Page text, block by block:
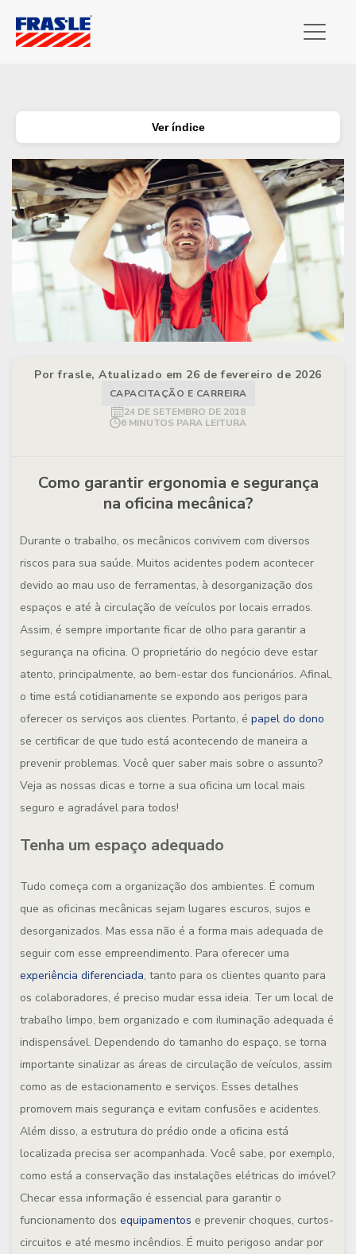
Ver índice
Por frasle, Atualizado em 26 de fevereiro de 2026
CAPACITAÇÃO E CARREIRA
24 DE SETEMBRO DE 2018
6 MINUTOS PARA LEITURA
Como garantir ergonomia e segurança
na oficina mecânica?
Durante o trabalho, os mecânicos convivem com diversos
riscos para sua saúde. Muitos acidentes podem acontecer
devido ao mau uso de ferramentas, à desorganização dos
espaços e até à circulação de veículos por locais errados.
Assim, é sempre importante ficar de olho para garantir a
segurança na oficina. O proprietário do negócio deve estar
atento, principalmente, ao bem-estar dos funcionários. Afinal,
o time está cotidianamente se expondo aos perigos para
oferecer os serviços aos clientes. Portanto, é papel do dono
se certificar de que tudo está acontecendo de maneira a
prevenir problemas. Você quer saber mais sobre o assunto?
Veja as nossas dicas e torne a sua oficina um local mais
seguro e agradável para todos!
Tenha um espaço adequado
Tudo começa com a organização dos ambientes. É comum
que as oficinas mecânicas sejam lugares escuros, sujos e
desorganizados. Mas essa não é a forma mais adequada de
seguir com esse empreendimento. Para oferecer uma
experiência diferenciada, tanto para os clientes quanto para
os colaboradores, é preciso mudar essa ideia. Ter um local de
trabalho limpo, bem organizado e com iluminação adequada é
indispensável. Dependendo do tamanho do espaço, se torna
importante sinalizar as áreas de circulação de veículos, assim
como as de estacionamento e serviços. Esses detalhes
promovem mais segurança e evitam confusões e acidentes.
Além disso, a estrutura do prédio onde a oficina está
localizada precisa ser acompanhada. Você sabe, por exemplo,
como está a conservação das instalações elétricas do imóvel?
Checar essa informação é essencial para garantir o
funcionamento dos equipamentos e prevenir choques, curtos-
circuitos e até mesmo incêndios. É muito perigoso andar por